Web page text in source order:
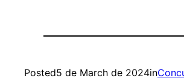
Posted5 de March de 2024in